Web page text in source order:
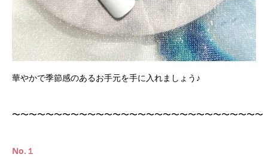
華やかで季節感のあるお手元を手に入れましょう♪
〜〜〜〜〜〜〜〜〜〜〜〜〜〜〜〜〜〜〜〜〜〜〜〜〜〜〜〜〜〜
No.１